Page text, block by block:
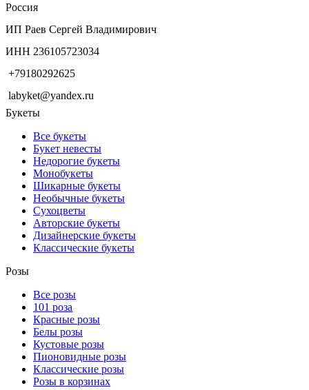
Россия
ИП Раев Сергей Владимирович
ИНН 236105723034
+79180292625
labyket@yandex.ru
Букеты
Все букеты
Букет невесты
Недорогие букеты
Монобукеты
Шикарные букеты
Необычные букеты
Сухоцветы
Авторские букеты
Дизайнерские букеты
Классические букеты
Розы
Все розы
101 роза
Красные розы
Белы розы
Кустовые розы
Пионовидные розы
Классические розы
Розы в корзинах